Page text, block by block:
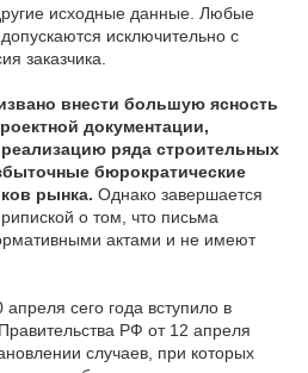
исходные данные. Любые
исключительно с
заказчика.
внести большую ясность
документации,
ряда строительных
бюрократические
рынка. Однако завершается
о том, что письма
актами и не имеют
сего года вступило в
РФ от 12 апреля
случаев, при которых